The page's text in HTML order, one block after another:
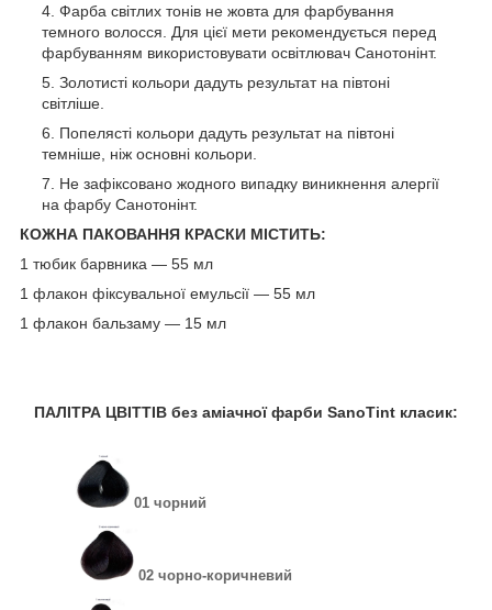
Фарба світлих тонів не жовта для фарбування
темного волосся. Для цієї мети рекомендується перед
фарбуванням використовувати освітлювач Санотонінт.
Золотисті кольори дадуть результат на півтоні
світліше.
Попелясті кольори дадуть результат на півтоні
темніше, ніж основні кольори.
Не зафіксовано жодного випадку виникнення алергії
на фарбу Санотонінт.
КОЖНА ПАКОВАННЯ КРАСКИ МІСТИТЬ:
1 тюбик барвника — 55 мл
1 флакон фіксувальної емульсії — 55 мл
1 флакон бальзаму — 15 мл
ПАЛІТРА ЦВІТТІВ без аміачної фарби SanoTint класик:
01 чорний
02 чорно-коричневий